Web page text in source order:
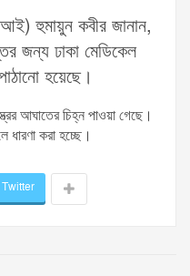
হুমায়ুন কবীর জানান,
জন্য ঢাকা মেডিকেল
হয়েছে।
আঘাতের চিহ্ন পাওয়া গেছে।
ধারণা করা হচ্ছে।
Twitter